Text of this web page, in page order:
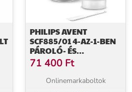
PHILIPS AVENT
SCF885/01 4-AZ-1-BEN
PÁROLÓ- ÉS
TURMIXGÉP
(EGÉSZSÉGES BÉBIÉTEL-
KÉSZÍTŐ)
71 400 Ft
Onlinemarkaboltok